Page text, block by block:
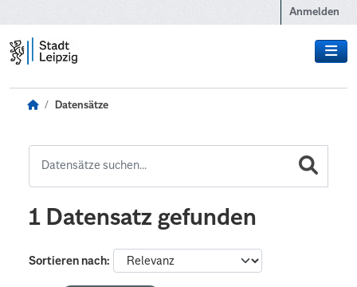
Anmelden
Datensätze
1 Datensatz gefunden
Sortieren nach